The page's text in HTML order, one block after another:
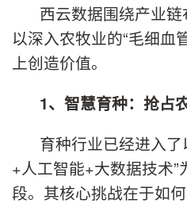
西云数据围绕产业
以深入农牧业的“毛细血
上创造价值。
1、智慧育种：抢占
育种行业已经进入
+人工智能+大数据技术”
段。其核心挑战在于如